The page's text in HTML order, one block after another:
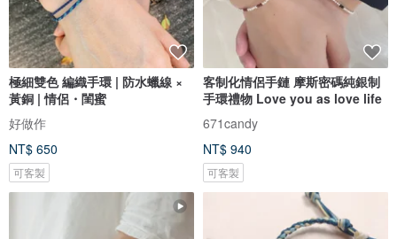
極細雙色 編織手環 | 防水蠟線 ×
黃銅 | 情侶・閨蜜
好做作
NT$ 650
可客製
客制化情侶手鏈 摩斯密碼純銀制
手環禮物 Love you as love life
671candy
NT$ 940
可客製